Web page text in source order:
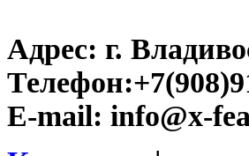
Адрес: г.
Телефон:
E-mail: info@x-